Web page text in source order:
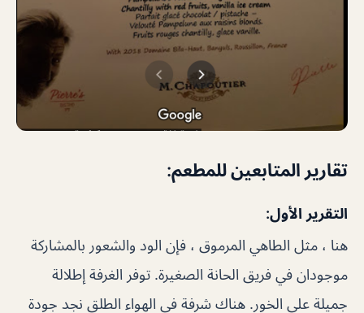
تقارير المتابعين للمطعم:
التقرير الأول:
هنا ، مثل الطاهي المرموق ، فإن الود والشعور بالمشاركة
موجودان في فريق الحانة الصغيرة. توفر الغرفة إطلالة
جميلة على الخور. هناك شرفة في الهواء الطلق نجد جودة